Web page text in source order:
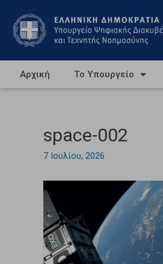
Αρχική Το Υπουργείο
space-002
7 Ιουλίου, 2026